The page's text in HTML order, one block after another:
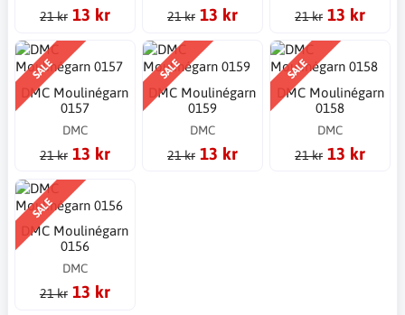
21 kr 13 kr
21 kr 13 kr
21 kr 13 kr
SALE
DMC Moulinégarn
0157
DMC
21 kr 13 kr
SALE
DMC Moulinégarn
0159
DMC
21 kr 13 kr
SALE
DMC Moulinégarn
0158
DMC
21 kr 13 kr
SALE
DMC Moulinégarn
0156
DMC
21 kr 13 kr